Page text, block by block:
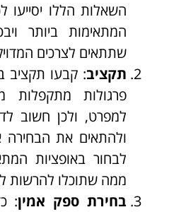
השאלות הללו
המתאימות ביותר
שתתאים לצרכים
תקציב: קבעו תקציב
פרגולות
למפרט, ולכן חשוב
ולהתאים את הבחירה
לבחור באופציות
ממה שתוכלו להרשות
בחירת ספק אמין: